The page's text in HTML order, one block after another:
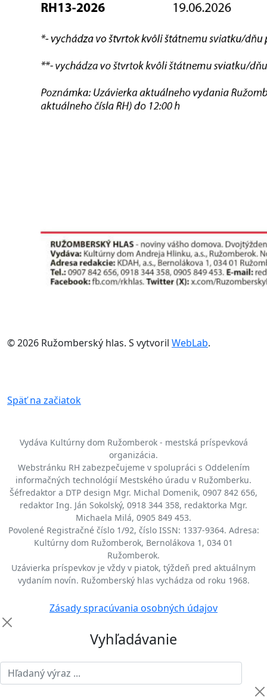
© 2026 Ružomberský hlas. S vytvoril WebLab.
Späť na začiatok
Vydáva Kultúrny dom Ružomberok - mestská príspevková
organizácia.
Webstránku RH zabezpečujeme v spolupráci s Oddelením
informačných technológií Mestského úradu v Ružomberku.
Šéfredaktor a DTP design Mgr. Michal Domenik, 0907 842 656,
redaktor Ing. Ján Sokolský, 0918 344 358, redaktorka Mgr.
Michaela Milá, 0905 849 453.
Povolené Registračné číslo 1/92, číslo ISSN: 1337-9364. Adresa:
Kultúrny dom Ružomberok, Bernolákova 1, 034 01
Ružomberok.
Uzávierka príspevkov je vždy v piatok, týždeň pred aktuálnym
vydaním novín. Ružomberský hlas vychádza od roku 1968.
Zásady spracúvania osobných údajov
Vyhľadávanie